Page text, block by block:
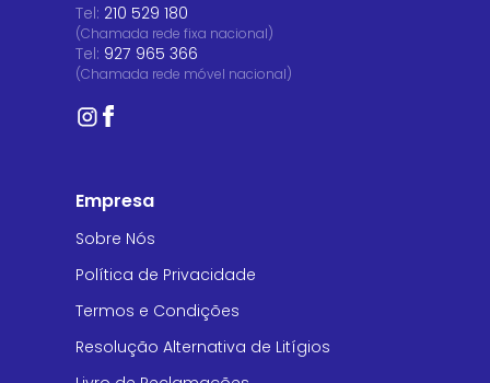
Tel: 210 529 180
(Chamada rede fixa nacional)
Tel: 927 965 366
(Chamada rede móvel nacional)
Empresa
Sobre Nós
Política de Privacidade
Termos e Condições
Resolução Alternativa de Litígios